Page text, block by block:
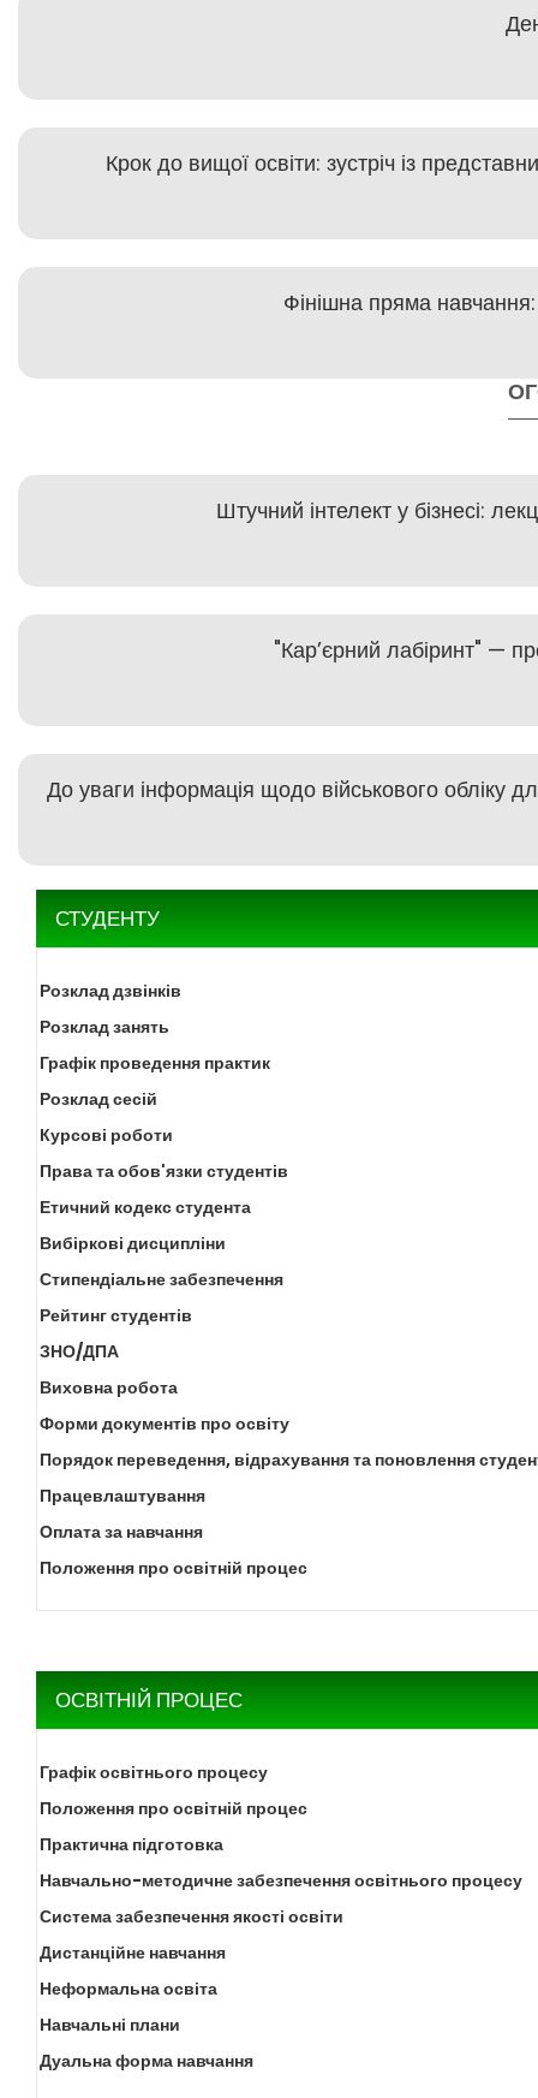
Крок до вищої освіти: зустріч із
Фінішна пряма навчання:
Штучний інтелект у бізнесі:
"Кар’єрний лабіринт" —
До уваги інформація щодо військового обліку
СТУДЕНТУ
Розклад дзвінків
Розклад занять
Графік проведення практик
Розклад сесій
Курсові роботи
Права та обов'язки студентів
Етичний кодекс студента
Вибіркові дисципліни
Стипендіальне забезпечення
Рейтинг студентів
ЗНО/ДПА
Виховна робота
Форми документів про освіту
Порядок переведення, відрахування та поновлення
Працевлаштування
Оплата за навчання
Положення про освітній процес
ОСВІТНІЙ ПРОЦЕС
Графік освітнього процесу
Положення про освітній процес
Практична підготовка
Навчально-методичне забезпечення освітнього процесу
Система забезпечення якості освіти
Дистанційне навчання
Неформальна освіта
Навчальні плани
Дуальна форма навчання